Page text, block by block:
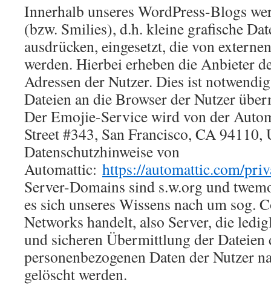
Innerhalb unseres WordPress-Blogs
(bzw. Smilies), d.h. kleine grafische
ausdrücken, eingesetzt, die von
werden. Hierbei erheben die Anbieter
Adressen der Nutzer. Dies ist
Dateien an die Browser der Nutzer
Der Emojie-Service wird von der
Street #343, San Francisco, CA 94110,
Datenschutzhinweise von
Automattic: https://automattic.com/
Server-Domains sind s.w.org und
es sich unseres Wissens nach um sog.
Networks handelt, also Server, die
und sicheren Übermittlung der Dateien
personenbezogenen Daten der Nutzer
gelöscht werden.